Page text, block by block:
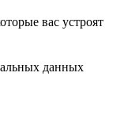
вас устроят
данных